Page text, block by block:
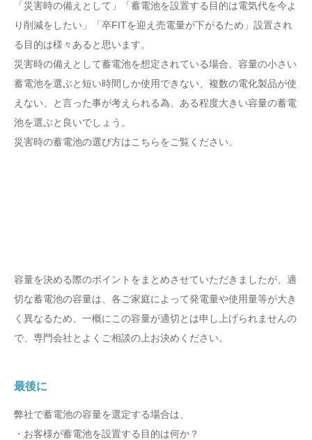
「災害時の備えとして」「蓄電池を設置する目的は電気代を今よ
り削減をしたい」「卒FITを迎え売電量が下がるため」設置され
る目的は様々あると思います。
災害時の備えとして蓄電池を想定されている場合、容量の小さい
蓄電池を選ぶと短い時間しか使用できない、複数の電化製品が使
えない、と言った事が考えられる為、ある程度大きい容量の蓄電
池を選ぶと良いでしょう。
災害時の蓄電池の選び方はこちらをご覧ください。
容量を決める際のポイントをまとめさせていただきましたが、適
切な蓄電池の容量は、各ご家庭によって発電量や使用量等が大き
く異なるため、一概にこの容量が適切とは申し上げられませんの
で、専門会社とよくご相談の上お決めください。
最後に
弊社で蓄電池の容量を選定する場合は、
・お客様が蓄電池を設置する目的は何か？